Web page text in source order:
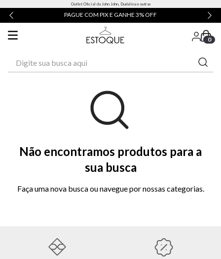
Outlet Oficial da John John, Dudalina e outras
PAGUE COM PIX E GANHE 3% OFF
0
Não encontramos produtos para a
sua busca
Faça uma nova busca ou navegue por nossas categorias.